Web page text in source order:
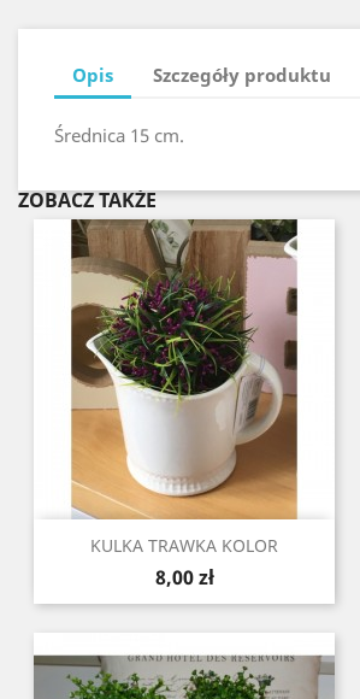
Opis Szczegóły produktu
Średnica 15 cm.
ZOBACZ TAKŻE
KULKA TRAWKA KOLOR
Cena
8,00 zł